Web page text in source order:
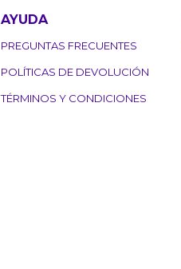
AYUDA
PREGUNTAS FRECUENTES
POLÍTICAS DE DEVOLUCIÓN
TÉRMINOS Y CONDICIONES